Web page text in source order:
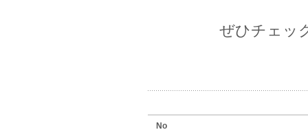
ぜひチェッ
No